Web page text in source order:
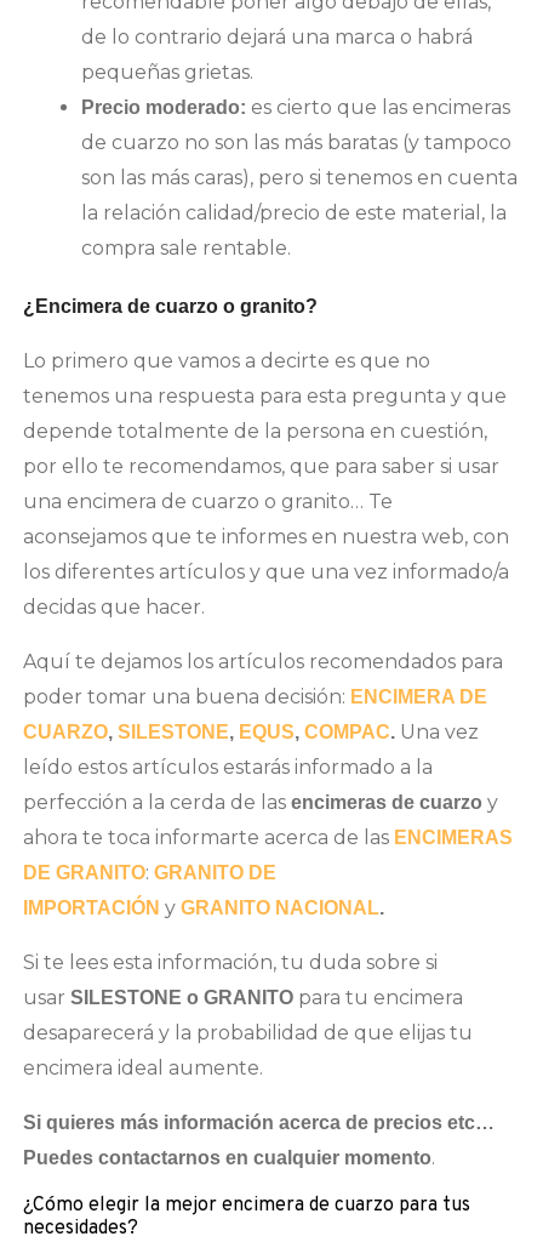
de lo contrario dejará una marca o habrá
pequeñas grietas.
Precio moderado: es cierto que las encimeras
de cuarzo no son las más baratas (y tampoco
son las más caras), pero si tenemos en cuenta
la relación calidad/precio de este material, la
compra sale rentable.
¿Encimera de cuarzo o granito?
Lo primero que vamos a decirte es que no
tenemos una respuesta para esta pregunta y que
depende totalmente de la persona en cuestión,
por ello te recomendamos, que para saber si usar
una encimera de cuarzo o granito… Te
aconsejamos que te informes en nuestra web, con
los diferentes artículos y que una vez informado/a
decidas que hacer.
Aquí te dejamos los artículos recomendados para
poder tomar una buena decisión: ENCIMERA DE
CUARZO, SILESTONE, EQUS, COMPAC. Una vez
leído estos artículos estarás informado a la
perfección a la cerda de las encimeras de cuarzo y
ahora te toca informarte acerca de las ENCIMERAS
DE GRANITO: GRANITO DE
IMPORTACIÓN y GRANITO NACIONAL.
Si te lees esta información, tu duda sobre si
usar SILESTONE o GRANITO para tu encimera
desaparecerá y la probabilidad de que elijas tu
encimera ideal aumente.
Si quieres más información acerca de precios etc…
Puedes contactarnos en cualquier momento.
¿Cómo elegir la mejor encimera de cuarzo para tus
necesidades?